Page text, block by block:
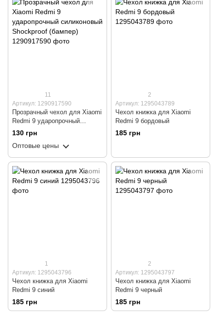
11
Артикул: 1290917590
Прозрачный чехол для Xiaomi
Redmi 9 ударопрочный
силиконовый Shockproof
(бампер)
130 грн
Оптовые цены
2
Артикул: 1295043789
Чехол книжка для Xiaomi
Redmi 9 бордовый
185 грн
1
Артикул: 1295043796
Чехол книжка для Xiaomi
Redmi 9 синий
185 грн
2
Артикул: 1295043797
Чехол книжка для Xiaomi
Redmi 9 черный
185 грн